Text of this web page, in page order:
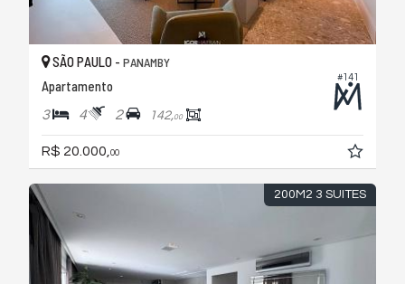
#141
SÃO PAULO - PANAMBY
Apartamento
3 4 2 142,00
R$ 20.000,00
200M2 3 SUITES